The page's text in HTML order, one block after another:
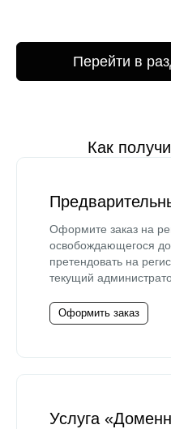
Перейти в
Как
Оформите заказ на
освобождающегося
претендовать на
текущий
Оформить заказ
Услуга